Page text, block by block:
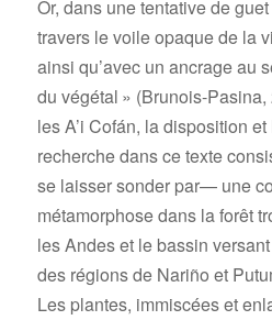
Or, dans une tentative de
travers le voile opaque de la
ainsi qu’avec un ancrage au
du végétal » (Brunois-
les A’i Cofán, la disposition
recherche dans ce texte
se laisser sonder par— une
métamorphose dans la forêt
les Andes et le bassin
des régions de Nariño et
Les plantes, immiscées et